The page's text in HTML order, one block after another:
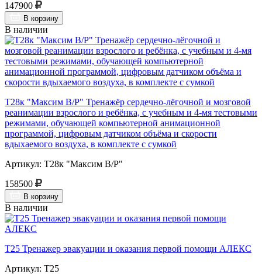
147900
В корзину
В наличии
Т28к "Максим В/Р" Тренажёр сердечно-лёгочной и мозговой
реанимации взрослого и ребёнка, с учебным и 4-мя тестовыми
режимами, обучающей компьютерной анимационной
программой, цифровым датчиком объёма и скорости
вдыхаемого воздуха, в комплекте с сумкой
Артикул: Т28к "Максим В/Р"
158500
В корзину
В наличии
Т25 Тренажер эвакуации и оказания первой помощи АЛЕКС
Артикул: Т25